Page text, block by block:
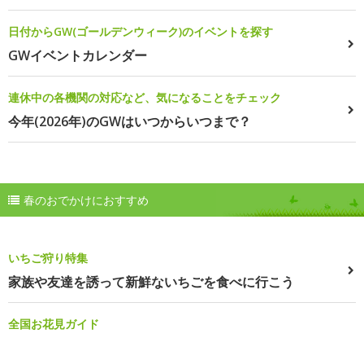
日付からGW(ゴールデンウィーク)のイベントを探す
GWイベントカレンダー
連休中の各機関の対応など、気になることをチェック
今年(2026年)のGWはいつからいつまで？
春のおでかけにおすすめ
いちご狩り特集
家族や友達を誘って新鮮ないちごを食べに行こう
全国お花見ガイド